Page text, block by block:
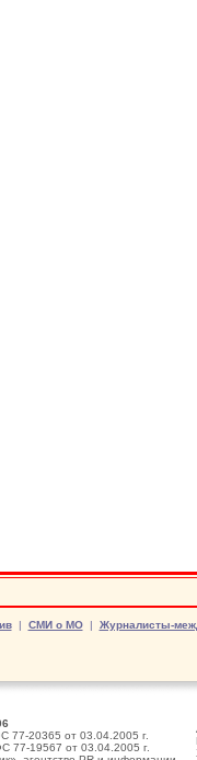
| СМИ о МО| Журналисты-
77-20365 от 03.04.2005 г.
77-19567 от 03.04.2005 г.